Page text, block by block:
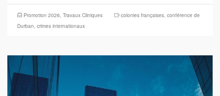
Promotion 2026 Travaux Cliniques colonies françaises conférence de
Durban crimes internationaux